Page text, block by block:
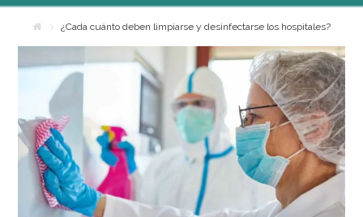
Inicio
Categorías
Espacios saludables
Bienestar personal
Higiene profesional
Medio ambiente
¿Cada cuánto deben limpiarse y desinfectarse los hospitales?